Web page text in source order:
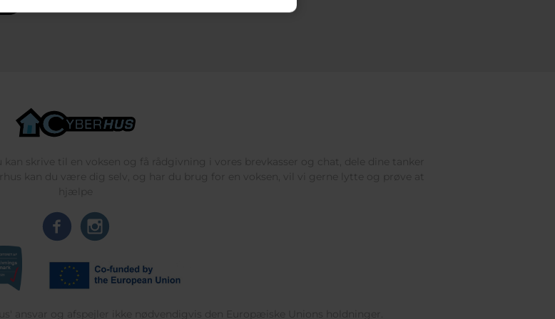
skrive til en voksen og få rådgivning i vores brevkasser og chat, dele dine tanker
kan du være dig selv, og har du brug for en voksen, vil vi gerne lytte og prøve at
hjælpe
ansvar og afspejler ikke nødvendigvis den Europæiske Unions holdninger.